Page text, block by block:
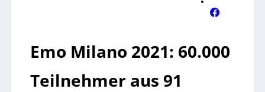
Emo Milano 2021: 60.000
Teilnehmer aus 91